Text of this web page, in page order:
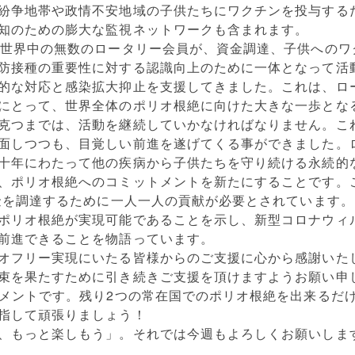
争地帯や政情不安地域の子供たちにワクチンを投与す
のための膨大な監視ネットワークも含まれます。
界中の無数のロータリー会員が、資金調達、子供への
接種の重要性に対する認識向上のために一体となって
な対応と感染拡大抑止を支援してきました。これは、
とって、世界全体のポリオ根絶に向けた大きな一歩と
つまでは、活動を継続していかなければなりません。
しつつも、目覚しい前進を遂げてくる事ができました
年にわたって他の疾病から子供たちを守り続ける永続
ポリオ根絶へのコミットメントを新たにすることです
調達するために一人一人の貢献が必要とされています。
リオ根絶が実現可能であることを示し、新型コロナウ
できることを物語っています。
フリー実現にいたる皆様からのご支援に心から感謝い
を果たすために引き続きご支援を頂けますようお願い申
ントです。残り2つの常在国でのポリオ根絶を出来るだ
して頑張りましょう！
もっと楽しもう」。それでは今週もよろしくお願いしま